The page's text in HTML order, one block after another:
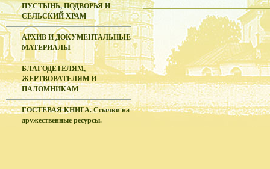
ПУСТЫНЬ, ПОДВОРЬЯ И
СЕЛЬСКИЙ ХРАМ
АРХИВ И ДОКУМЕНТАЛЬНЫЕ
МАТЕРИАЛЫ
БЛАГОДЕТЕЛЯМ,
ЖЕРТВОВАТЕЛЯМ И
ПАЛОМНИКАМ
ГОСТЕВАЯ КНИГА. Ссылки на
дружественные ресурсы.